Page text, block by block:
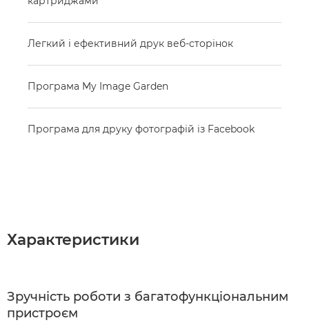
Легкий і ефективний друк веб-сторінок
Програма My Image Garden
Програма для друку фотографій із Facebook
Характеристики
Зручність роботи з багатофункціональним
пристроєм